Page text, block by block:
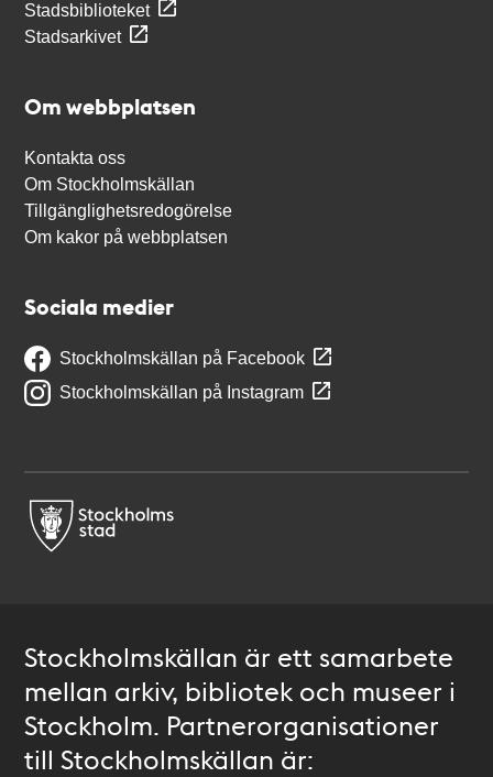
Stadsbiblioteket
Stadsarkivet
Om webbplatsen
Kontakta oss
Om Stockholmskällan
Tillgänglighetsredogörelse
Om kakor på webbplatsen
Sociala medier
Stockholmskällan på Facebook
Stockholmskällan på Instagram
Stockholmskällan är ett samarbete
mellan arkiv, bibliotek och museer i
Stockholm. Partnerorganisationer
till Stockholmskällan är: